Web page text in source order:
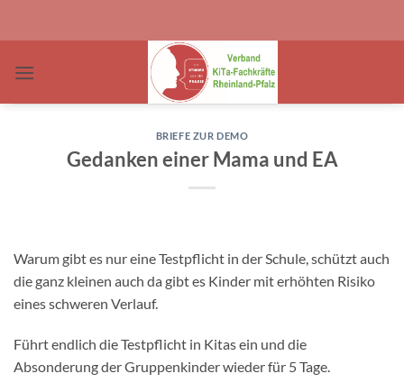
BRIEFE ZUR DEMO
Gedanken einer Mama und EA
Warum gibt es nur eine Testpflicht in der Schule, schützt auch
die ganz kleinen auch da gibt es Kinder mit erhöhten Risiko
eines schweren Verlauf.
Führt endlich die Testpflicht in Kitas ein und die
Absonderung der Gruppenkinder wieder für 5 Tage.